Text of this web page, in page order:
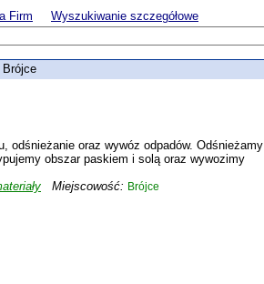
Firm Wyszukiwanie szczegółowe
Brójce
odśnieżanie oraz wywóz odpadów. Odśnieżamy
obszar paskiem i solą oraz wywozimy
Miejscowość: Brójce